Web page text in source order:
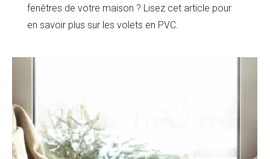
fenêtres de votre maison ? Lisez cet article pour
en savoir plus sur les volets en PVC.